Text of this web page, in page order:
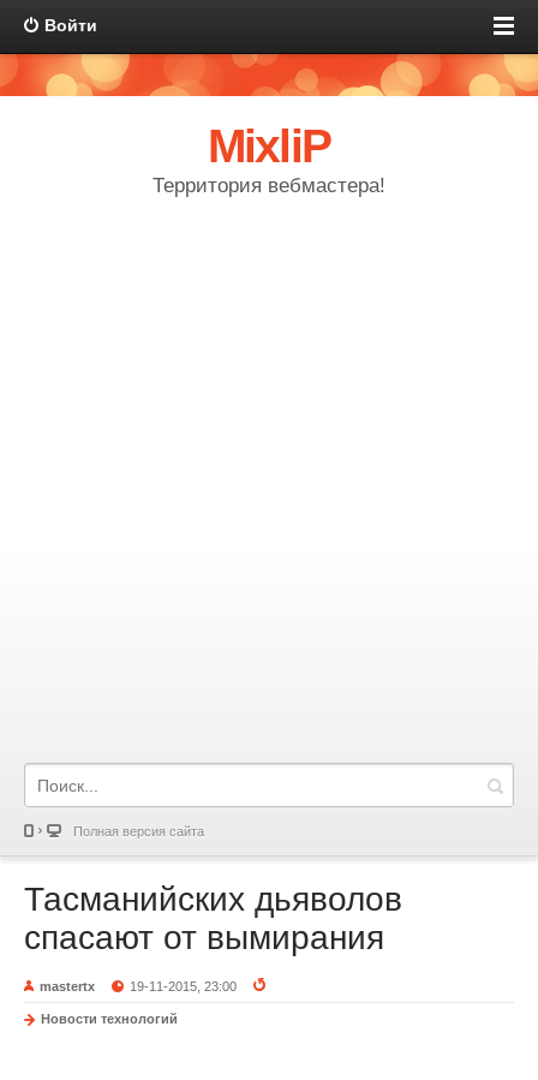
Войти
MixliP
Территория вебмастера!
Полная версия сайта
Тасманийских дьяволов
спасают от вымирания
mastertx 19-11-2015, 23:00
Новости технологий